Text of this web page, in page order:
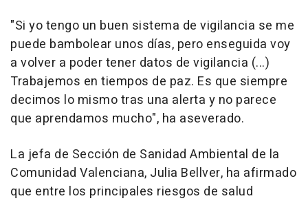
"Si yo tengo un buen sistema de vigilancia se me
puede bambolear unos días, pero enseguida voy
a volver a poder tener datos de vigilancia (...)
Trabajemos en tiempos de paz. Es que siempre
decimos lo mismo tras una alerta y no parece
que aprendamos mucho", ha aseverado.
La jefa de Sección de Sanidad Ambiental de la
Comunidad Valenciana, Julia Bellver, ha afirmado
que entre los principales riesgos de salud